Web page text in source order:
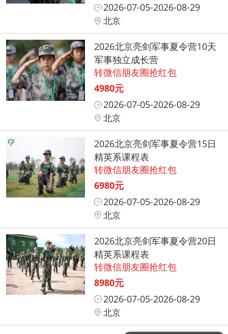
2026-07-05-2026-08-29
北京
2026北京亮剑军事夏令营10天
军事独立成长营
转微信朋友圈抢红包
4980元
2026-07-05-2026-08-29
北京
2026北京亮剑军事夏令营15日
精英系课程表
转微信朋友圈抢红包
6980元
2026-07-05-2026-08-29
北京
2026北京亮剑军事夏令营20日
精英系课程表
转微信朋友圈抢红包
8980元
2026-07-05-2026-08-29
北京